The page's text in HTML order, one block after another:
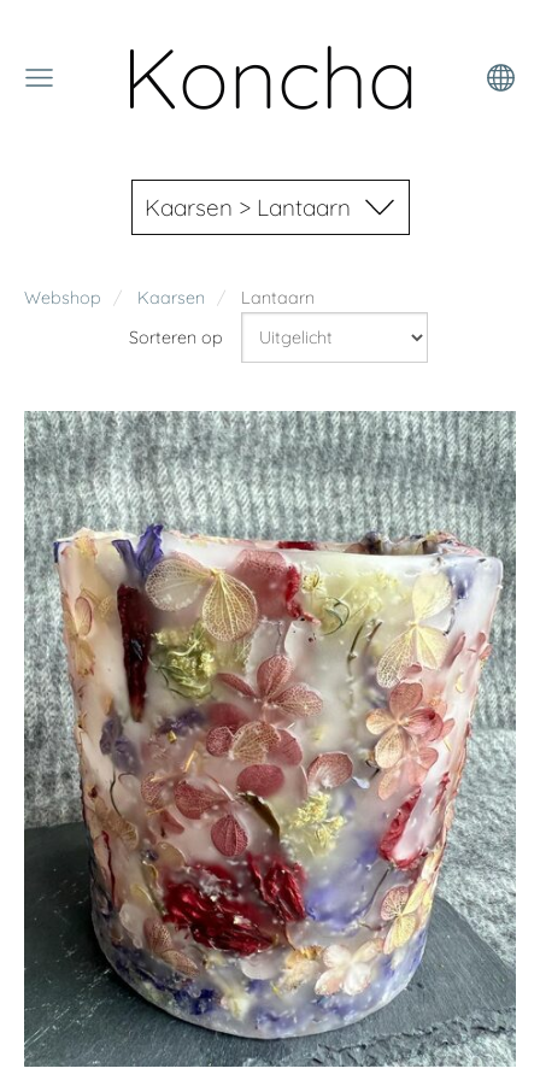
Koncha
Kaarsen > Lantaarn
Webshop Kaarsen
Lantaarn
Sorteren op